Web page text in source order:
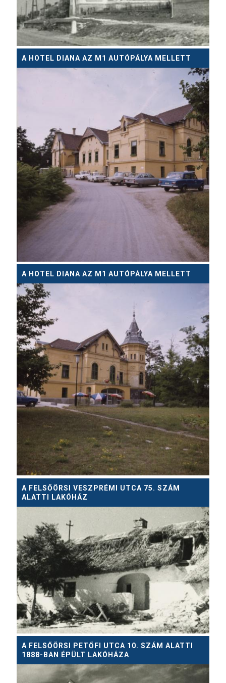
A HOTEL DIANA AZ M1 AUTÓPÁLYA MELLETT
A HOTEL DIANA AZ M1 AUTÓPÁLYA MELLETT
A FELSŐÖRSI VESZPRÉMI UTCA 75. SZÁM
ALATTI LAKÓHÁZ
A FELSŐÖRSI PETŐFI UTCA 10. SZÁM ALATTI
1888-BAN ÉPÜLT LAKÓHÁZA